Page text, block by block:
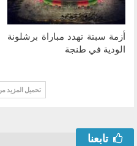
أزمة سبتة تهدد مباراة برشلونة
الودية في طنجة
تحميل المزيد
تابعنا